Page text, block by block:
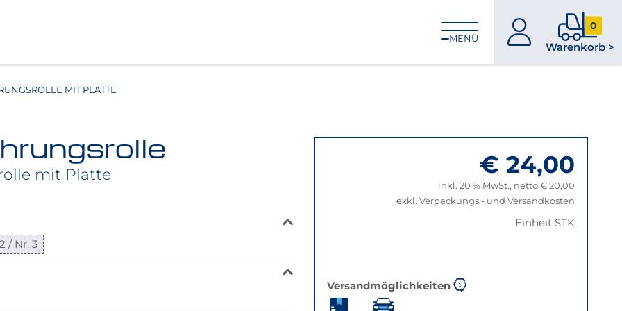
MENÜ
zum
0
Warenkorb >
0
im
MIT PLATTE
mit Platte
/ Nr. 3
€ 24,00
inkl. 20 % MwSt., netto € 20,00
exkl. Verpackungs,- und Versandkosten
Einheit STK
Versandmöglichkeiten